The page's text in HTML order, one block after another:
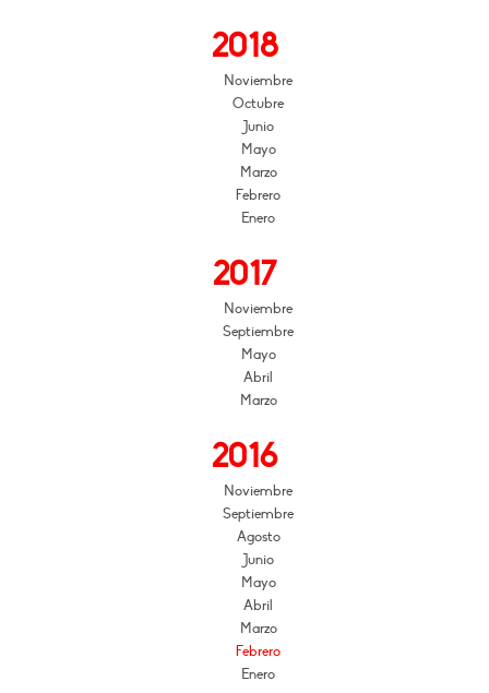
2018
Noviembre
Octubre
Junio
Mayo
Marzo
Febrero
Enero
2017
Noviembre
Septiembre
Mayo
Abril
Marzo
2016
Noviembre
Septiembre
Agosto
Junio
Mayo
Abril
Marzo
Febrero
Enero